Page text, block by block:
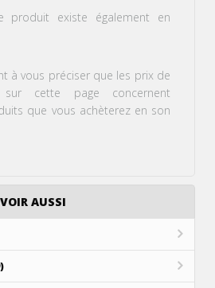
produit existe également en
à vous préciser que les prix de
sur cette page concernent
que vous achèterez en son
VOIR AUSSI